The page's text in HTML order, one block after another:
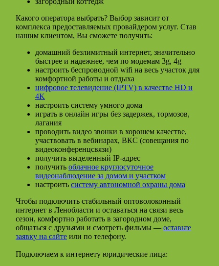
Какого оператора выбрать? Выбор зависит от
комплекса предоставляемых провайдером услуг. Став
нашим клиентом, Вы сможете получить:
домашний безлимитный интернет, значительно
быстрее и надежнее, чем по модемам 3g, 4g
настроить беспроводной wifi на весь участок для
комфортной работы и отдыха
цифровое телевидение (IPTV) в качестве HD и
4K
настроить систему умного дома
играть в онлайн игры без задержек, тормозов,
лагания
проводить видео звонки в хорошем качестве,
участвовать в вебинарах, ВКС (совещания по
видеоконференцсвязи)
получить выделенный IP-адрес
получить облачное круглосуточное
видеонаблюдение за домом и участком
настроить систему автономной охраны дома
Чтобы подключить стабильный оптоволоконный
интернет в Ленобласти и оставаться на связи весь
сезон, комфортно работать в загородном доме,
общаться с друзьями и смотреть фильмы — оставьте
заявку на сайте или по телефону.
Подключаем к интернету юридические лица: